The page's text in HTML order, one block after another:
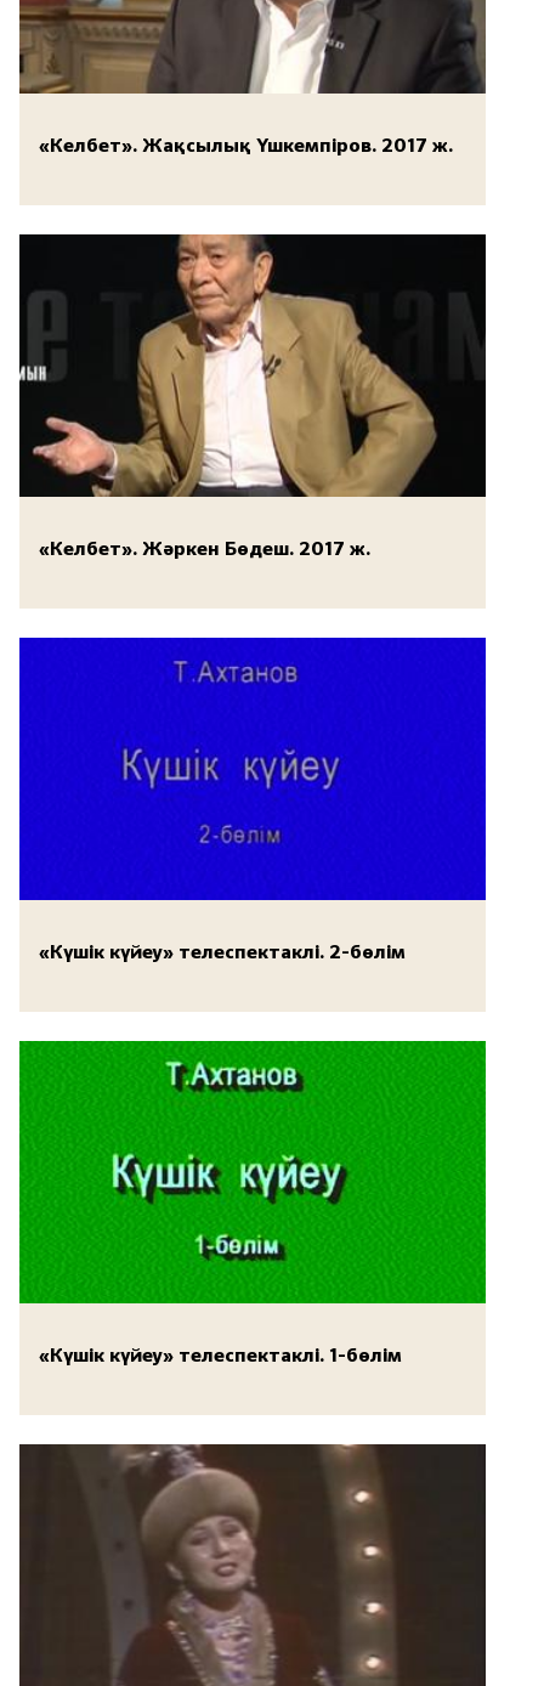
«Келбет». Жақсылық Үшкемпіров. 2017 ж.
«Келбет». Жәркен Бөдеш. 2017 ж.
«Күшік күйеу» телеспектаклі. 2-бөлім
«Күшік күйеу» телеспектаклі. 1-бөлім